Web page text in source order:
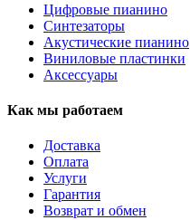
Цифровые пианино
Синтезаторы
Акустические пианино
Виниловые пластинки
Аксессуары
Как мы работаем
Доставка
Оплата
Услуги
Гарантия
Возврат и обмен